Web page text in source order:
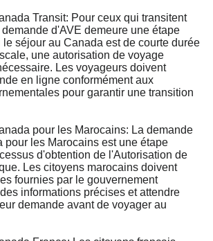
Transit: Pour ceux qui transitent
d'AVE demeure une étape
séjour au Canada est de courte durée
une autorisation de voyage
Les voyageurs doivent
en ligne conformément aux
pour garantir une transition
pour les Marocains: La demande
pour les Marocains est une étape
d'obtention de l'Autorisation de
Les citoyens marocains doivent
fournies par le gouvernement
informations précises et attendre
demande avant de voyager au